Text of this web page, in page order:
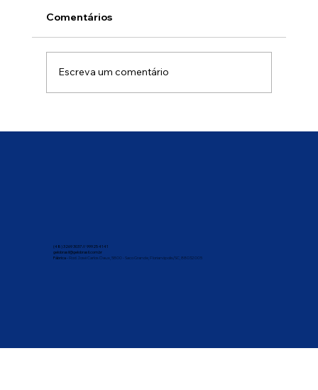
Comentários
Escreva um comentário
(48) 3269 3037 // 99925 4141
gelobrasil@gelobrasil.com.br
Fábrica - Rod. José Carlos Daux, 5800 - Saco Grande, Florianópolis/SC, 88032 005